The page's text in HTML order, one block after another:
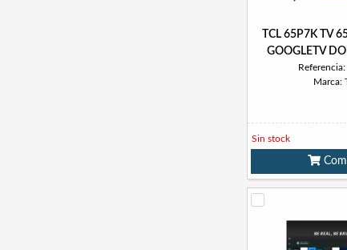
TCL 65P7K TV
GOOGLETV
Marca:
Sin stock